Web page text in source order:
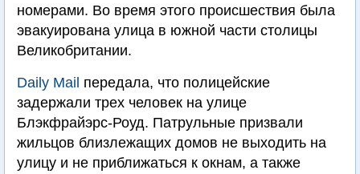
номерами. Во время этого происшествия была
эвакуирована улица в южной части столицы
Великобритании.
Daily Mail передала, что полицейские
задержали трех человек на улице
Блэкфрайэрс-Роуд. Патрульные призвали
жильцов близлежащих домов не выходить на
улицу и не приближаться к окнам, а также